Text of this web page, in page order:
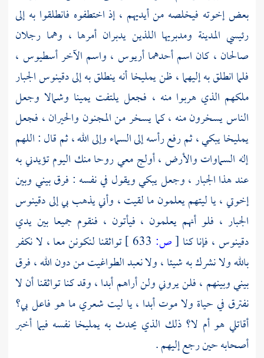
بعض إخوته فيخلصه من أيديهم ، إذ اختطفوه فانطلقوا به إلى
رئيسي المدينة ومدبريها اللذين يدبران أمرها ، وهما رجلان
صالحان ، كان اسم أحدهماأريوس ، واسم الآخرأسطيوس ،
فلما انطلق به إليهما ، ظنيمليخاأنه ينطلق به إلىدقينوسالجبار
ملكهم الذي هربوا منه ، فجعل يلتفت يمينا وشمالا وجعل
الناس يسخرون منه ، كما يسخر من المجنون والحيران ، فجعل
يمليخايبكي ، ثم رفع رأسه إلى السماء وإلى الله ، ثم قال : اللهم
إله السماوات والأرض ، أولج معي روحا منك اليوم تؤيدني به
عند هذا الجبار ، وجعل يبكي ويقول في نفسه : فرق بيني وبين
إخوتي ، يا ليتهم يعلمون ما لقيت ، وأني يذهب بي إلىدقينوس
الجبار ، فلو أنهم يعلمون ، فيأتون ، فنقوم جميعا بين يدي
دقينوس، فإنا كنا [ص:
تواثقنا لنكونن معا ، لا نكفر
بالله ولا نشرك به شيئا ، ولا نعبد الطواغيت من دون الله ، فرق
بيني وبينهم ، فلن يروني ولن أراهم أبدا ، وقد كنا تواثقنا أن لا
نفترق في حياة ولا موت أبدا ، يا ليت شعري ما هو فاعل بي؟
أقاتلي هو أم لا؟ ذلك الذي يحدث بهيمليخا نفسه فيما أخبر
أصحابه حين رجع إليهم .